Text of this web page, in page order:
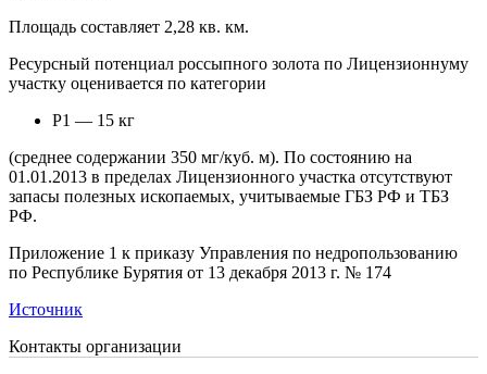
Площадь составляет 2,28 кв. км.
Ресурсный потенциал россыпного золота по Лицензионнуму
участку оценивается по категории
Р1 — 15 кг
(среднее содержании 350 мг/куб. м). По состоянию на
01.01.2013 в пределах Лицензионного участка отсутствуют
запасы полезных ископаемых, учитываемые ГБЗ РФ и ТБЗ
РФ.
Приложение 1 к приказу Управления по недропользованию
по Республике Бурятия от 13 декабря 2013 г. № 174
Источник
Контакты организации